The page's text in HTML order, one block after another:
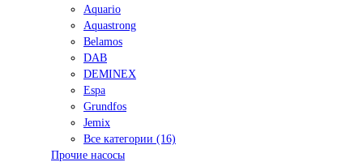
Aquario
Aquastrong
Belamos
DAB
DEMINEX
Espa
Grundfos
Jemix
Все категории (16)
Прочие насосы